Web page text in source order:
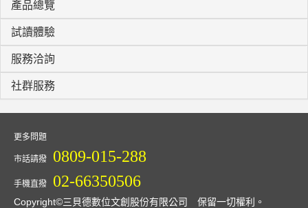
產品總覽
試讀體驗
服務洽詢
社群服務
更多問題
市話請撥 0809-015-288
手機直撥 02-66350506
Copyright©三貝德數位文創股份有限公司 保留一切權利。